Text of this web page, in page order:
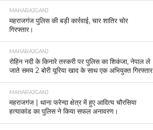
MAHARAJGANJ
महराजगंज पुलिस की बड़ी कार्रवाई, चार शातिर चोर
गिरफ्तार।
MAHARAJGANJ
रोहिन नदी के किनारे तस्करी पर पुलिस का शिकंजा, नेपाल ले
जाते समय 2 बोरी यूरिया खाद के साथ एक अभियुक्त गिरफ्तार
MAHARAJGANJ
महराजगंज | थाना फरेन्दा क्षेत्र में हुए आदित्य चौरसिया
हत्याकांड का पुलिस ने किया सफल अनावरण।